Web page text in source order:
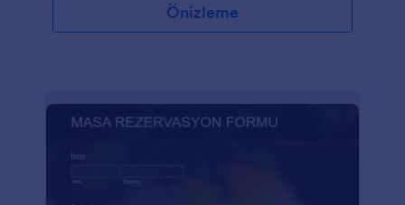
Önizleme